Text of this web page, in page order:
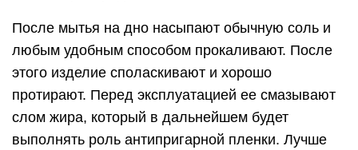
После мытья на дно насыпают обычную соль и
любым удобным способом прокаливают. После
этого изделие споласкивают и хорошо
протирают. Перед эксплуатацией ее смазывают
слом жира, который в дальнейшем будет
выполнять роль антипригарной пленки. Лучше